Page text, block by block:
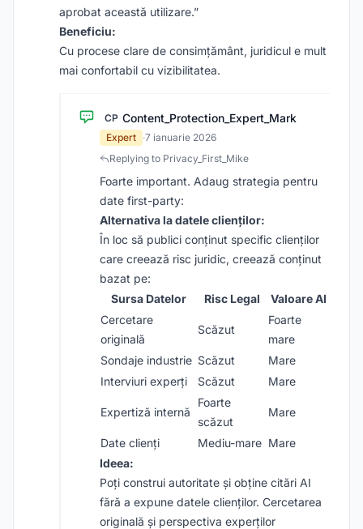
aprobat această utilizare.”
Beneficiu:
Cu procese clare de consimțământ, juridicul e mult
mai confortabil cu vizibilitatea.
CP Content_Protection_Expert_Mark
Expert ·7 ianuarie 2026
Replying to Privacy_First_Mike
Foarte important. Adaug strategia pentru
date first-party:
Alternativa la datele clienților:
În loc să publici conținut specific clienților
care creează risc juridic, creează conținut
bazat pe:
Sursa Datelor
Risc Legal
Valoare AI
Cercetare
originală
Scăzut
Foarte
mare
Sondaje industrie Scăzut
Mare
Interviuri experți
Scăzut Mare
Expertiză internă
Foarte
scăzut
Mare
Date clienți Mediu-mare Mare
Ideea:
Poți construi autoritate și obține citări AI
fără a expune datele clienților. Cercetarea
originală și perspectiva experților